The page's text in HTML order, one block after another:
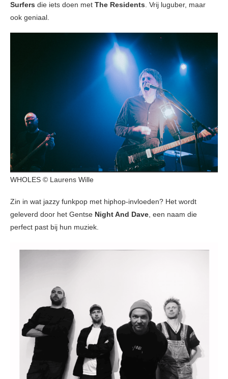
Surfers die iets doen met The Residents. Vrij luguber, maar
ook geniaal.
WHOLES © Laurens Wille
Zin in wat jazzy funkpop met hiphop-invloeden? Het wordt
geleverd door het Gentse Night And Dave , een naam die
perfect past bij hun muziek.